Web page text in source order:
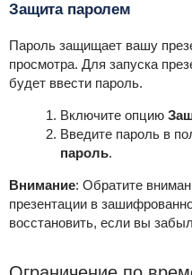
Защита паролем
Пароль защищает вашу
просмотра. Для запуска
будет ввести пароль.
Включите опцию
Введите пароль в
пароль.
Внимание: Обратите
презентации в
восстановить, если вы